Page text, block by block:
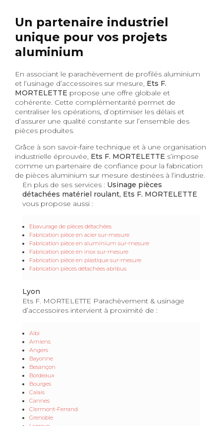
Un partenaire industriel
unique pour vos projets
aluminium
En associant le parachèvement de profilés aluminium
et l’usinage d’accessoires sur mesure, Ets F.
MORTELETTE propose une offre globale et
cohérente. Cette complémentarité permet de
centraliser les opérations, d’optimiser les délais et
d’assurer une qualité constante sur l’ensemble des
pièces produites.
Grâce à son savoir-faire technique et à une organisation
industrielle éprouvée, Ets F. MORTELETTE s’impose
comme un partenaire de confiance pour la fabrication
de pièces aluminium sur mesure destinées à l’industrie.
En plus de ses services : Usinage pièces
détachées matériel roulant, Ets F. MORTELETTE
vous propose aussi :
Ebavurage de pièces détachées
Fabrication pièce en acier sur-mesure
Fabrication pièce en aluminium sur-mesure
Fabrication pièce en inox sur-mesure
Fabrication pièce en plastique sur-mesure
Fabrication pièces détachées abribus
Lyon
Ets F. MORTELETTE Parachèvement & usinage
d’accessoires intervient à proximité de :
Albi
Amiens
Angers
Bayonne
Besançon
Bordeaux
Bourges
Calais
Cannes
Clermont-Ferrand
Grenoble